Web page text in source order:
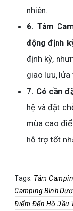
nhiên.
6. Tâm
động định
định kỳ,
giao lưu, lửa
7. Có cần
hệ và đặt
mùa cao
hỗ trợ tốt
Tags: Tâm
Camping Bình
Điểm Đến Hồ Dầu